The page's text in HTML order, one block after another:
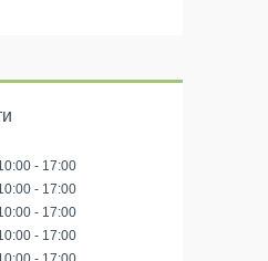
17:00
17:00
17:00
17:00